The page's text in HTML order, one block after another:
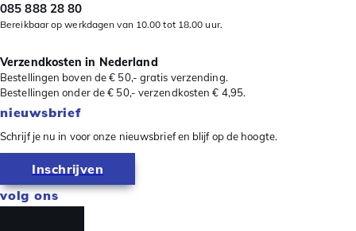
085 888 28 80
Bereikbaar op werkdagen van 10.00 tot 18.00 uur.
Verzendkosten in Nederland
Bestellingen boven de € 50,- gratis verzending.
Bestellingen onder de € 50,- verzendkosten € 4,95.
nieuwsbrief
Schrijf je nu in voor onze nieuwsbrief en blijf op de hoogte.
Inschrijven
volg ons